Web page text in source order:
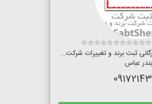
ثبت برند و تغییرات شرکت...
بندر عباس